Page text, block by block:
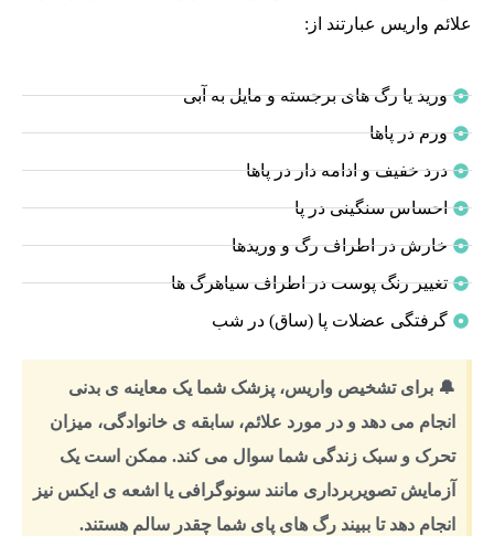
علائم واریس عبارتند از:
ورید یا رگ های برجسته و مایل به آبی
ورم در پاها
درد خفیف و ادامه دار در پاها
احساس سنگینی در پا
خارش در اطراف رگ و وریدها
تغییر رنگ پوست در اطراف سیاهرگ ها
گرفتگی عضلات پا (ساق) در شب
🔔 برای تشخیص واریس، پزشک شما یک معاینه ی بدنی
انجام می دهد و در مورد علائم، سابقه ی خانوادگی، میزان
تحرک و سبک زندگی شما سوال می کند. ممکن است یک
آزمایش تصویربرداری مانند سونوگرافی یا اشعه ی ایکس نیز
انجام دهد تا ببیند رگ های پای شما چقدر سالم هستند.